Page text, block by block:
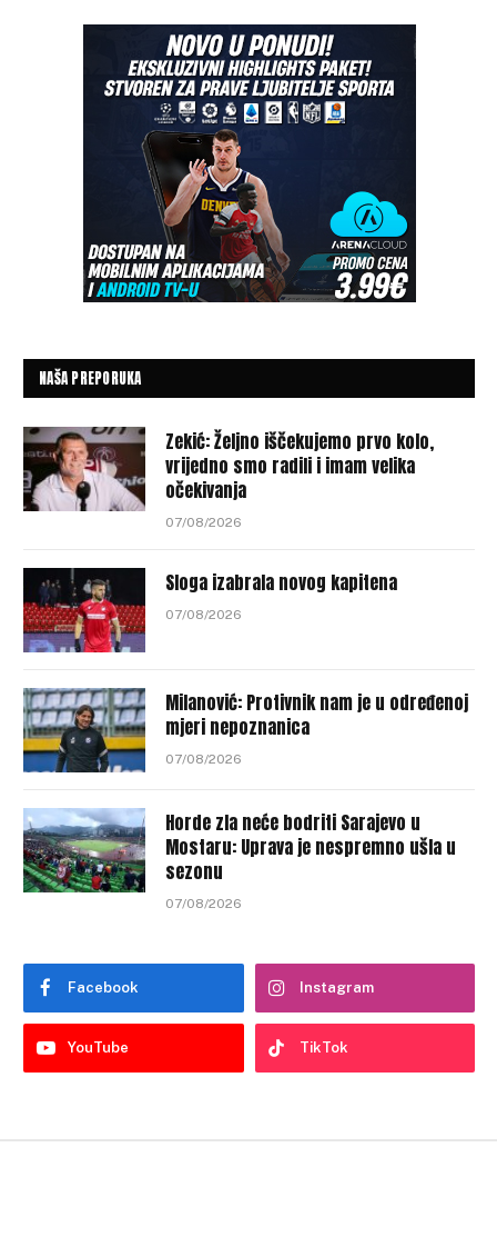
NAŠA PREPORUKA
Zekić: Željno iščekujemo prvo kolo,
vrijedno smo radili i imam velika
očekivanja
07/08/2026
Sloga izabrala novog kapitena
07/08/2026
Milanović: Protivnik nam je u određenoj
mjeri nepoznanica
07/08/2026
Horde zla neće bodriti Sarajevo u
Mostaru: Uprava je nespremno ušla u
sezonu
07/08/2026
Facebook Instagram
YouTube TikTok